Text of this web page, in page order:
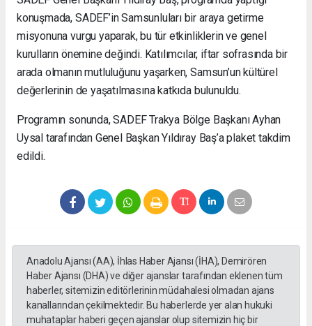
konuşmada, SADEF’in Samsunluları bir araya getirme
misyonuna vurgu yaparak, bu tür etkinliklerin ve genel
kurulların önemine değindi. Katılımcılar, iftar sofrasında bir
arada olmanın mutluluğunu yaşarken, Samsun’un kültürel
değerlerinin de yaşatılmasına katkıda bulunuldu.
Programın sonunda, SADEF Trakya Bölge Başkanı Ayhan
Uysal tarafından Genel Başkan Yıldıray Baş’a plaket takdim
edildi.
Anadolu Ajansı (AA), İhlas Haber Ajansı (İHA), Demirören
Haber Ajansı (DHA) ve diğer ajanslar tarafından eklenen tüm
haberler, sitemizin editörlerinin müdahalesi olmadan ajans
kanallarından çekilmektedir. Bu haberlerde yer alan hukuki
muhataplar haberi geçen ajanslar olup sitemizin hiç bir